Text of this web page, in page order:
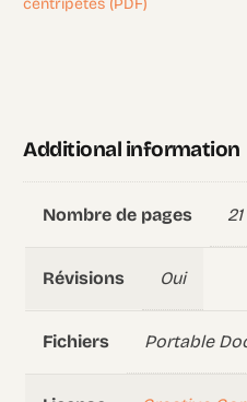
centripètes (PDF)
Additional information
Nombre de pages 21
Révisions Oui
Fichiers Portable